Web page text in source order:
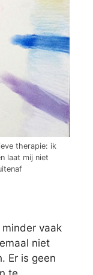
therapie: ik
laat mij niet
vaak
niet
Er is geen